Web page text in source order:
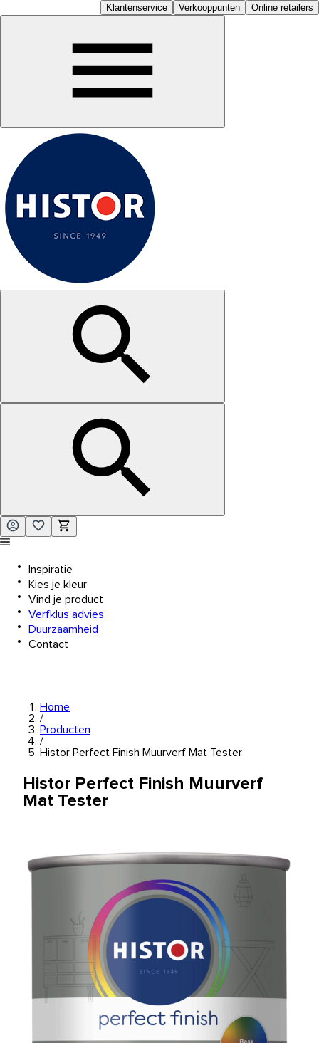
Klantenservice Verkooppunten Online retailers
Inspiratie
Kies je kleur
Vind je product
Verfklus advies
Duurzaamheid
Contact
Home
/
Producten
/
Histor Perfect Finish Muurverf Mat Tester
Histor Perfect Finish Muurverf
Mat Tester